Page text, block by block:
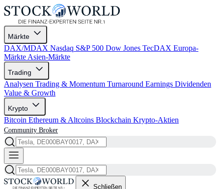
Märkte
DAX/MDAX Nasdaq S&P 500 Dow Jones TecDAX Europa-
Märkte Asien-Märkte
Trading
Analysen Trading & Momentum Turnaround Earnings Dividenden
Value & Growth
Krypto
Bitcoin Ethereum & Altcoins Blockchain Krypto-Aktien
Community Broker
Schließen